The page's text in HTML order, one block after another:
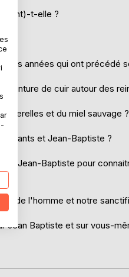
t-elle ?
années qui ont précédé
ceinture de cuir autour des
et du miel sauvage ?
enfants et Jean-Baptiste ?
Jean-Baptiste pour
de l'homme et notre
Jean Baptiste et sur vous-